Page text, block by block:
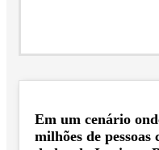
Em um cenário
milhões de